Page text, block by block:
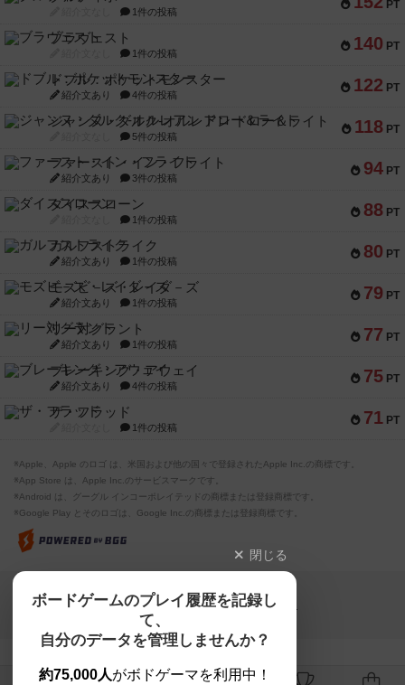
PT
1件の投稿
140 PT
ブラヴェスト
1件の投稿
122 PT
ドブル：ポケットモンスター
紹介文あり 4件の投稿
118 PT
ジャンヌ・ダルク-オルレアン ドロー＆ライト
5件の投稿
94 PT
ファースト・イン・フライト
紹介文あり 3件の投稿
88 PT
ダイススローン
1件の投稿
80 PT
ガルフストライク
紹介文あり 1件の投稿
79 PT
モズビ－ズ・レイダ－ズ
紹介文あり 1件の投稿
77 PT
リー対グラント
紹介文あり 1件の投稿
75 PT
ブレーキング・アウェイ
紹介文あり 4件の投稿
71 PT
ザ・フラッド
1件の投稿
※Apple、Apple のロゴ は、米国および他の国々で登録されたApple Inc.の商標です。
※App Store は、Apple Inc.のサービスマークです。
※Android は、グーグル インコーポレイテッドの商標または登録商標です。
※Google Play とそのロゴは、Google Inc.の商標または登録商標です。
閉じる
ボードゲームのプレイ履歴を記録し
て、
自分のデータを管理しませんか？
約75,000人がボドゲーマを利用中！
Copyright (c)
【ボドゲーマ】ボードゲームの総合情報サイト